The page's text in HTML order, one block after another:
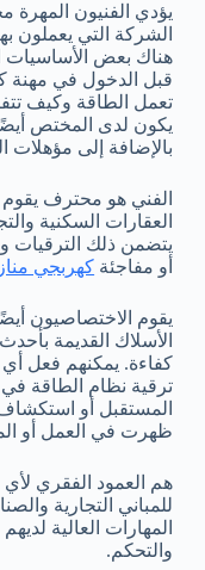
يؤدي الفنيون المهرة
الشركة التي يعملون
هناك بعض الأساسيات
قبل الدخول في مهنة
تعمل الطاقة وكيف
يكون لدى المختص
بالإضافة إلى مؤهلات
الفني هو محترف
العقارات السكنية
يتضمن ذلك الترقيات
أو مفاجئة كهربجي
يقوم الاختصاصيون
الأسلاك القديمة
كفاءة. يمكنهم فعل
ترقية نظام الطاقة
المستقبل أو
ظهرت في العمل أو
هم العمود الفقري
للمباني التجارية
المهارات العالية
والتحكم.